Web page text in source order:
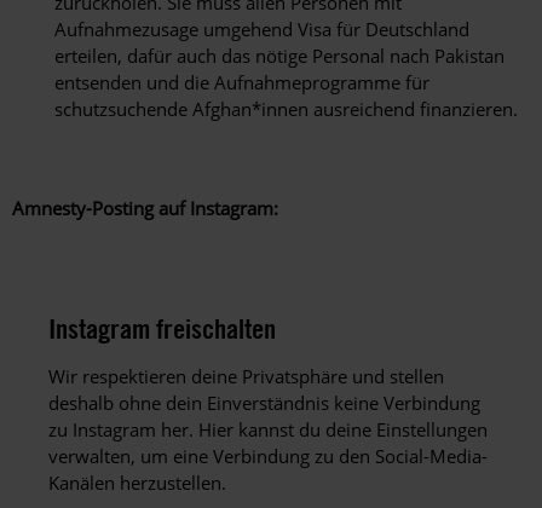
Aufnahmezusage umgehend Visa für Deutschland
erteilen, dafür auch das nötige Personal nach Pakistan
entsenden und die Aufnahmeprogramme für
schutzsuchende Afghan*innen ausreichend finanzieren.
Amnesty-Posting auf Instagram:
Instagram freischalten
Wir respektieren deine Privatsphäre und stellen
deshalb ohne dein Einverständnis keine Verbindung
zu Instagram her. Hier kannst du deine Einstellungen
verwalten, um eine Verbindung zu den Social-Media-
Kanälen herzustellen.